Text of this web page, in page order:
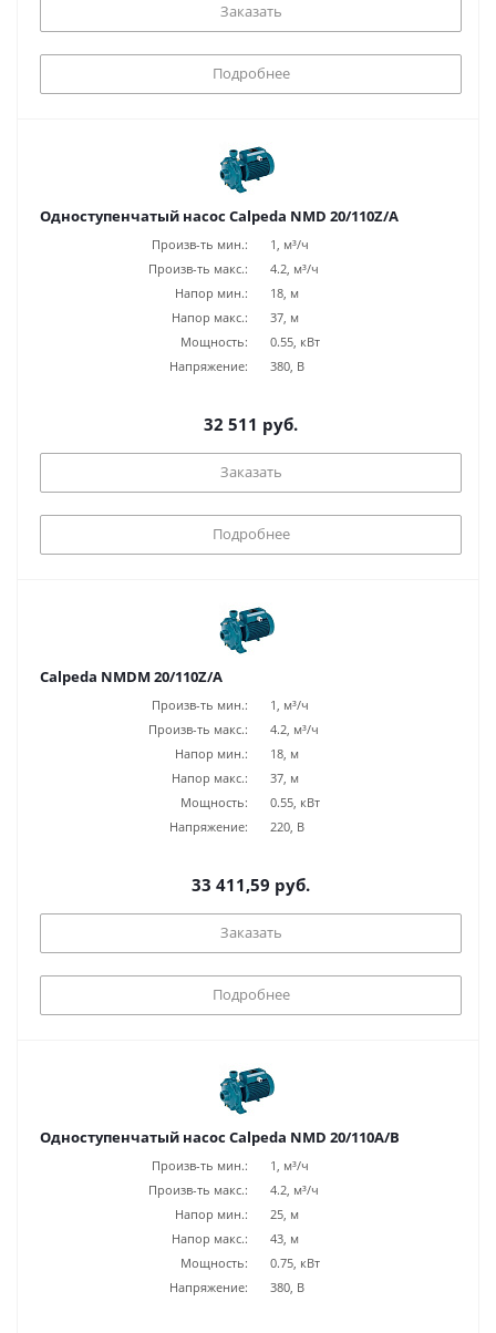
Заказать
Подробнее
Одноступенчатый насос Calpeda NMD 20/110Z/A
Произв-ть мин.:
1, м³/ч
Произв-ть макс.:
4.2, м³/ч
Напор мин.:
18, м
Напор макс.:
37, м
Мощность:
0.55, кВт
Напряжение:
380, В
32 511 руб.
Заказать
Подробнее
Calpeda NMDM 20/110Z/A
Произв-ть мин.:
1, м³/ч
Произв-ть макс.:
4.2, м³/ч
Напор мин.:
18, м
Напор макс.:
37, м
Мощность:
0.55, кВт
Напряжение:
220, В
33 411,59 руб.
Заказать
Подробнее
Одноступенчатый насос Calpeda NMD 20/110A/B
Произв-ть мин.:
1, м³/ч
Произв-ть макс.:
4.2, м³/ч
Напор мин.:
25, м
Напор макс.:
43, м
Мощность:
0.75, кВт
Напряжение:
380, В